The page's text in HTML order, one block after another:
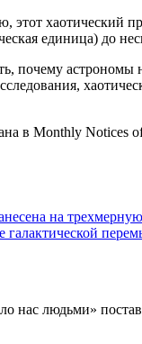
хаотический
единица) до
почему
в Monthly Notices
на
галактической